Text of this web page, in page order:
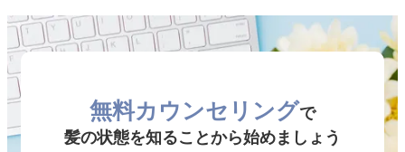
無料カウンセリングで
髪の状態を知ることから始めましょう